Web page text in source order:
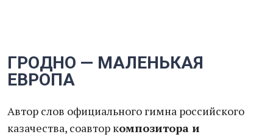
ГРОДНО — МАЛЕНЬКАЯ
ЕВРОПА
Автор слов официального гимна российского
казачества, соавтор композитора и